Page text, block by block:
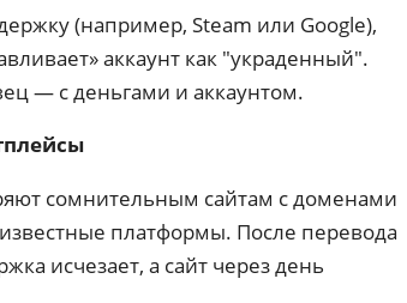
(например, Steam или Google),
аккаунт как "украденный".
— с деньгами и аккаунтом.
сомнительным сайтам с доменами
платформы. После перевода
исчезает, а сайт через день